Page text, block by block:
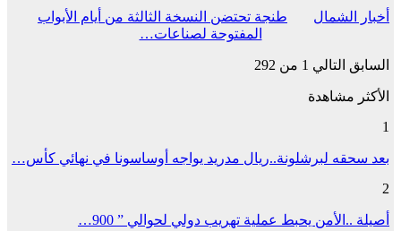
أخبار الشمال
طنجة تحتضن النسخة الثالثة من أيام الأبواب
المفتوحة لصناعات…
السابق التالي 1 من 292
الأكثر مشاهدة
1
بعد سحقه لبرشلونة..ريال مدريد يواجه أوساسونا في نهائي كأس…
2
أصيلة ..الأمن يحبط عملية تهريب دولي لحوالي ” 900…